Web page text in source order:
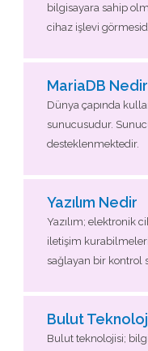
bilgisayara sahip
cihaz işlevi
MariaDB Nedir
Dünya çapında
sunucusudur.
desteklenmektedir.
Yazılım Nedir
Yazılım; elektronik
iletişim
sağlayan bir kontrol
Bulut
Bulut teknolojisi;